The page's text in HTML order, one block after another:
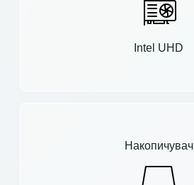
Intel UHD
Накопичувач